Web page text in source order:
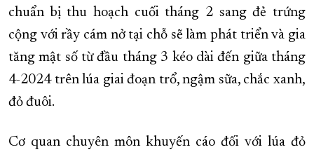
chuẩn bị thu hoạch cuối tháng 2 sang đẻ trứng
cộng với rầy cám nở tại chỗ sẽ làm phát triển và gia
tăng mật số từ đầu tháng 3 kéo dài đến giữa tháng
4-2024 trên lúa giai đoạn trổ, ngậm sữa, chắc xanh,
đỏ đuôi.
Cơ quan chuyên môn khuyến cáo đối với lúa đỏ